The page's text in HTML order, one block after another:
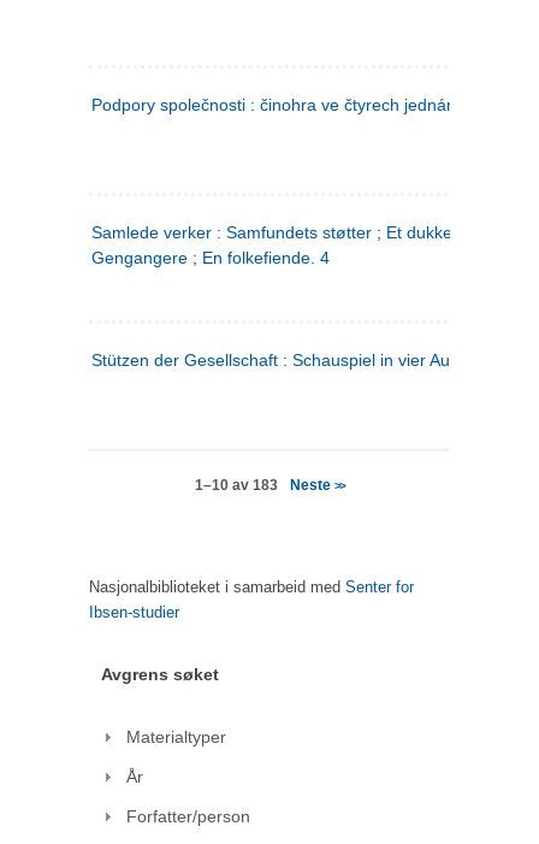
Podpory společnosti : činohra ve čtyrech jednáních
Samlede verker : Samfundets støtter ; Et dukkehjem ;
Gengangere ; En folkefiende. 4
Stützen der Gesellschaft : Schauspiel in vier Aufzügen
1–10 av 183 Neste >>
Nasjonalbiblioteket i samarbeid med Senter for
Ibsen-studier
Avgrens søket
Materialtyper
År
Forfatter/person